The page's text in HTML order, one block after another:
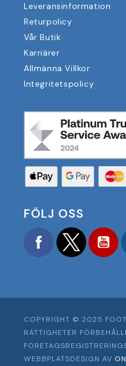
Leveransinformation
Returpolicy
Vår Butik
Karriärer
Allmänna Villkor
Integritetspolicy
FÖLJ OSS
FacebookTwitter
COPYRIGHT © 2025
RÄTTIGHETER
WEBBPLATSDESIGN AV